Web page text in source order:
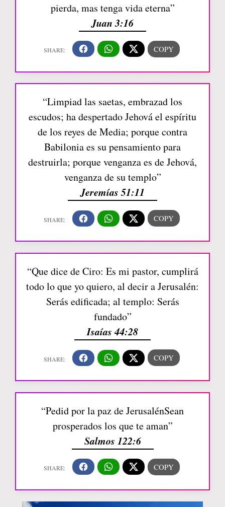
pierda, mas tenga vida eterna”
Juan 3:16
“Limpiad las saetas, embrazad los
escudos; ha despertado Jehová el espíritu
de los reyes de Media; porque contra
Babilonia es su pensamiento para
destruirla; porque venganza es de Jehová,
venganza de su templo”
Jeremías 51:11
“Que dice de Ciro: Es mi pastor, cumplirá
todo lo que yo quiero, al decir a Jerusalén:
Serás edificada; al templo: Serás
fundado”
Isaías 44:28
“Pedid por la paz de JerusalénSean
prosperados los que te aman”
Salmos 122:6